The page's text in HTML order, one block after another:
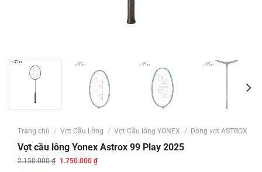
Trang chủ / Vợt Cầu Lông / Vợt Cầu lông YONEX / Dòng vợt ASTROX
Vợt cầu lông Yonex Astrox 99 Play 2025
2.150.000₫ Giá
1.750.000 ₫Giá
hiện